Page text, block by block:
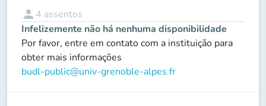
person 4 assentos
Infelizemente não há nenhuma disponibilidade
Por favor, entre em contato com a instituição para
obter mais informações
budl-public@univ-grenoble-alpes.fr